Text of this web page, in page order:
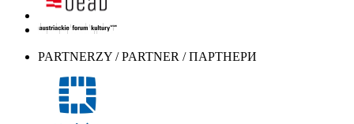
PARTNERZY / PARTNER / ПАРТНЕРИ